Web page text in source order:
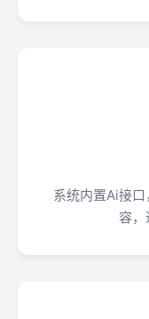
系统内置Ai接
容，